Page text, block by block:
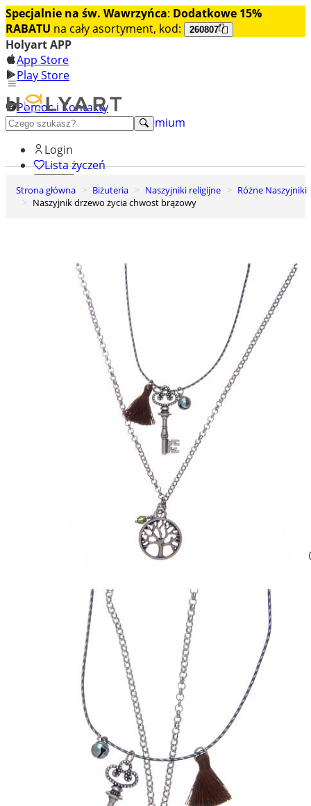
Specjalnie na św. Wawrzyńca: Dodatkowe 15%
RABATU na cały asortyment, kod: 260807
Holyart APP
App Store
Play Store
Pomoc i Kontakty
+48 222 922 860
Odkryj premium
Login
Lista życzeń
0
Koszyk
Strona główna Biżuteria Naszyjniki religijne
Różne Naszyjniki
Naszyjnik drzewo życia chwost brązowy